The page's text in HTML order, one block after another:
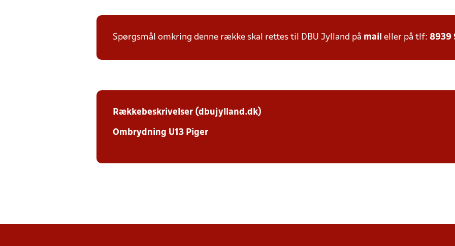
Spørgsmål omkring denne række skal rettes til DBU Jylland på mail eller på tlf: 8939
Rækkebeskrivelser (dbujylland.dk)
Ombrydning U13 Piger